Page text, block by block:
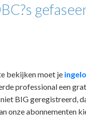
bekijken moet je
professional een
niet BIG geregistreerd,
onze abonnementen